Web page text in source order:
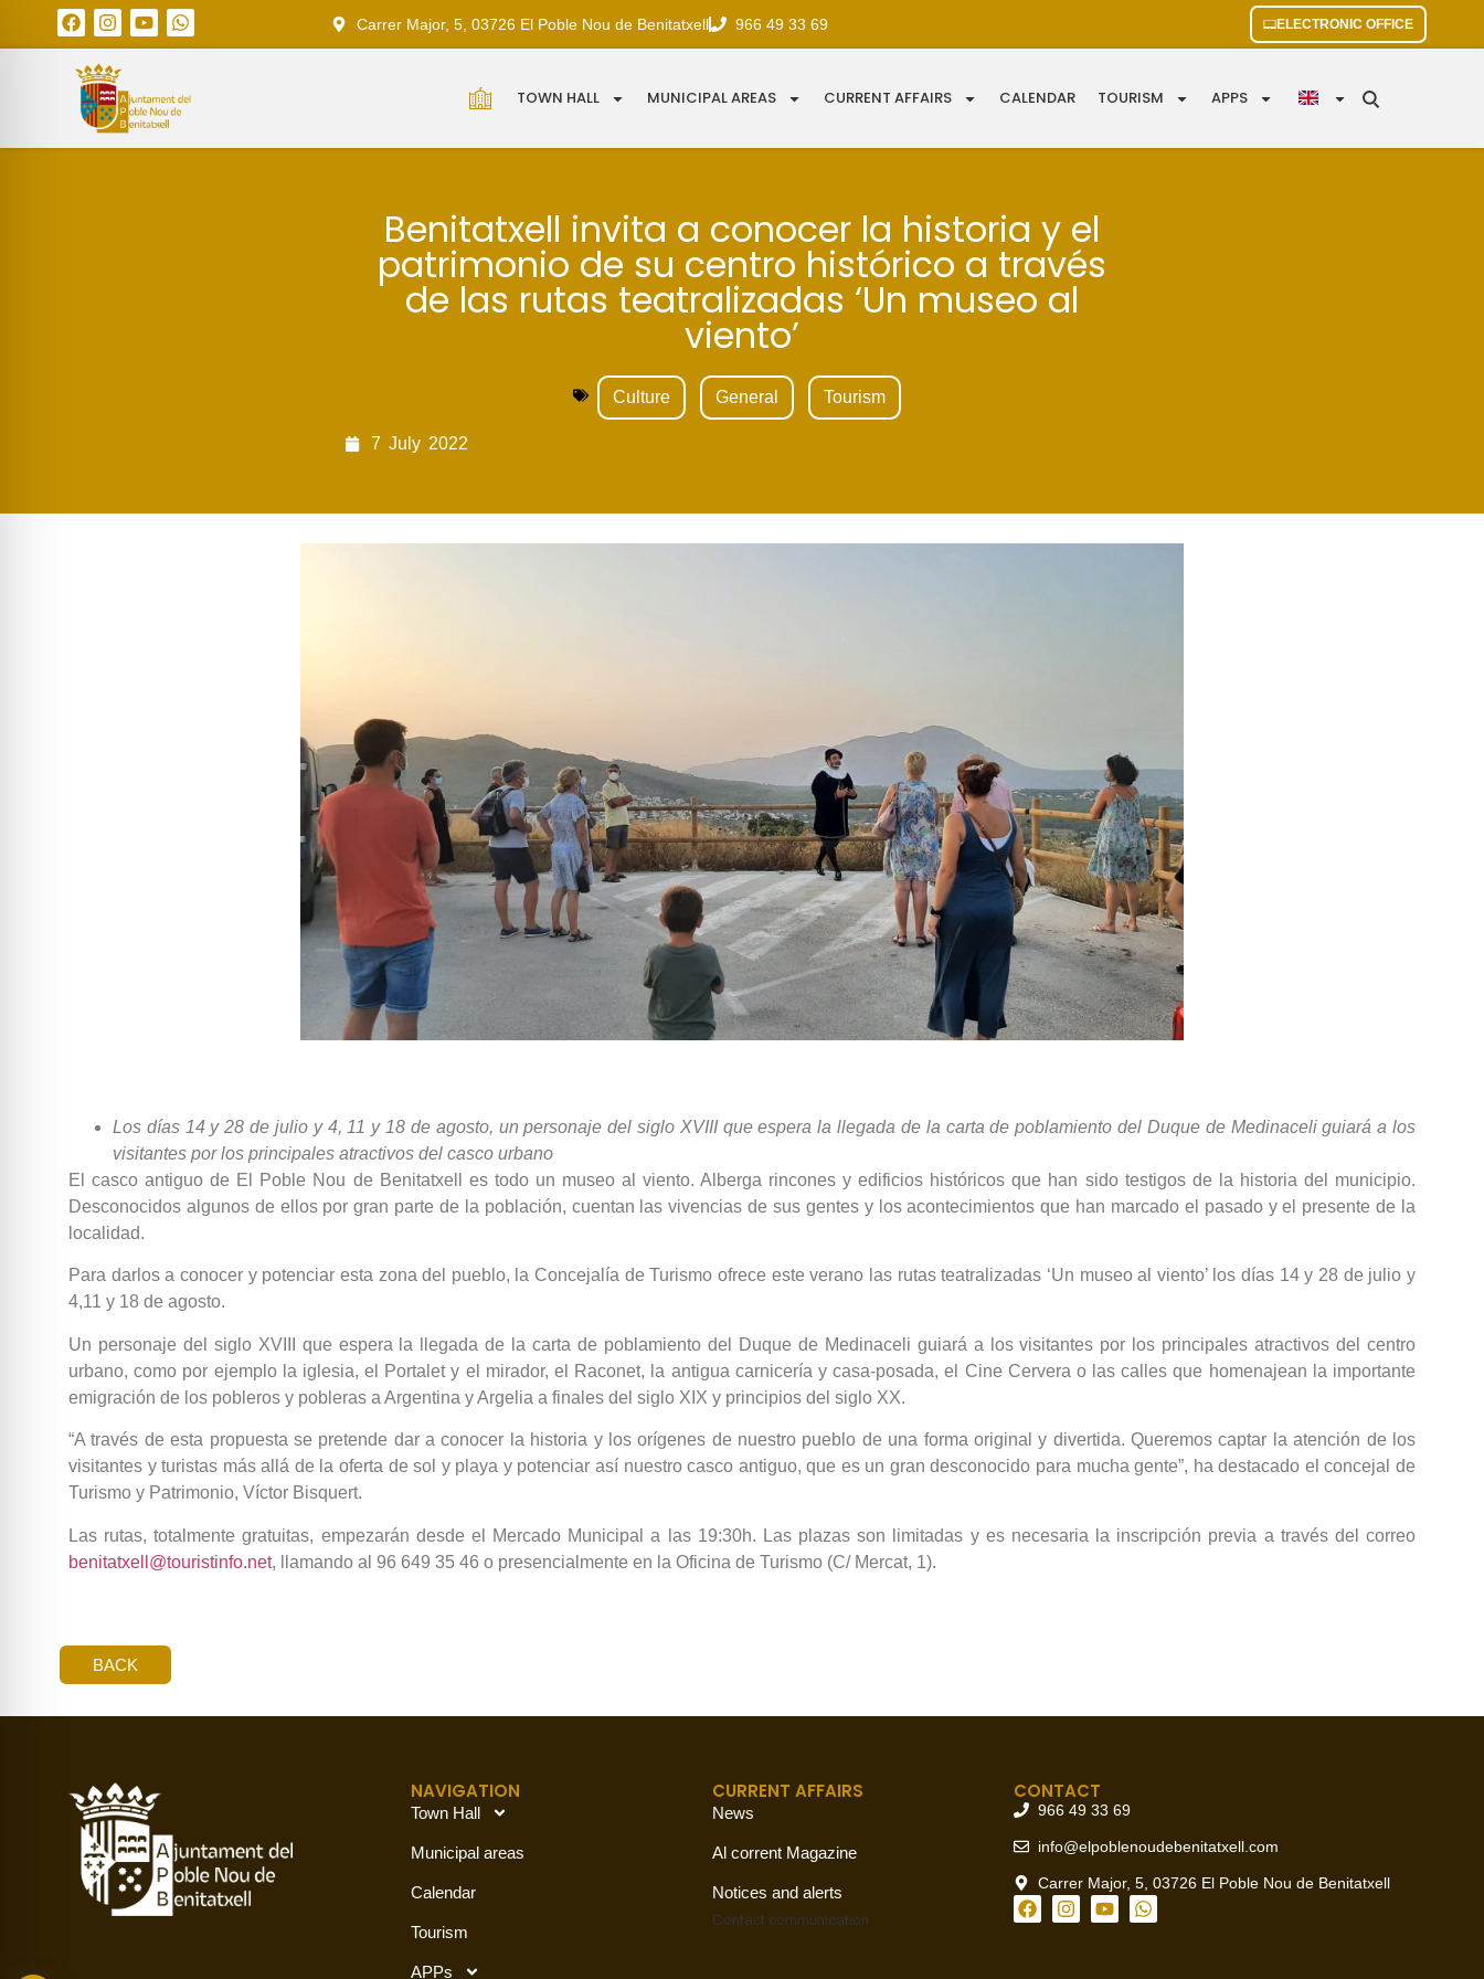
Carrer Major, 5, 03726 El Poble Nou de Benitatxell 966 49 33 69 ELECTRONIC OFFICE
TOWN HALL MUNICIPAL AREAS CURRENT AFFAIRS CALENDAR TOURISM APPS
Benitatxell invita a conocer la historia y el
patrimonio de su centro histórico a través
de las rutas teatralizadas ‘Un museo al
viento’
Culture General Tourism
7 July 2022
Los días 14 y 28 de julio y 4, 11 y 18 de agosto, un personaje del siglo XVIII que espera la llegada de la carta de poblamiento del Duque de Medinaceli guiará a los
visitantes por los principales atractivos del casco urbano
El casco antiguo de El Poble Nou de Benitatxell es todo un museo al viento. Alberga rincones y edificios históricos que han sido testigos de la historia del municipio.
Desconocidos algunos de ellos por gran parte de la población, cuentan las vivencias de sus gentes y los acontecimientos que han marcado el pasado y el presente de la
localidad.
Para darlos a conocer y potenciar esta zona del pueblo, la Concejalía de Turismo ofrece este verano las rutas teatralizadas ‘Un museo al viento’ los días 14 y 28 de julio y
4,11 y 18 de agosto.
Un personaje del siglo XVIII que espera la llegada de la carta de poblamiento del Duque de Medinaceli guiará a los visitantes por los principales atractivos del centro
urbano, como por ejemplo la iglesia, el Portalet y el mirador, el Raconet, la antigua carnicería y casa-posada, el Cine Cervera o las calles que homenajean la importante
emigración de los pobleros y pobleras a Argentina y Argelia a finales del siglo XIX y principios del siglo XX.
“A través de esta propuesta se pretende dar a conocer la historia y los orígenes de nuestro pueblo de una forma original y divertida. Queremos captar la atención de los
visitantes y turistas más allá de la oferta de sol y playa y potenciar así nuestro casco antiguo, que es un gran desconocido para mucha gente”, ha destacado el concejal de
Turismo y Patrimonio, Víctor Bisquert.
Las rutas, totalmente gratuitas, empezarán desde el Mercado Municipal a las 19:30h. Las plazas son limitadas y es necesaria la inscripción previa a través del correo
benitatxell@touristinfo.net, llamando al 96 649 35 46 o presencialmente en la Oficina de Turismo (C/ Mercat, 1).
BACK
NAVIGATION
Town Hall
Municipal areas
Calendar
Tourism
APPs
CURRENT AFFAIRS
News
Al corrent Magazine
Notices and alerts
Contact communication
CONTACT
966 49 33 69
info@elpoblenoudebenitatxell.com
Carrer Major, 5, 03726 El Poble Nou de Benitatxell